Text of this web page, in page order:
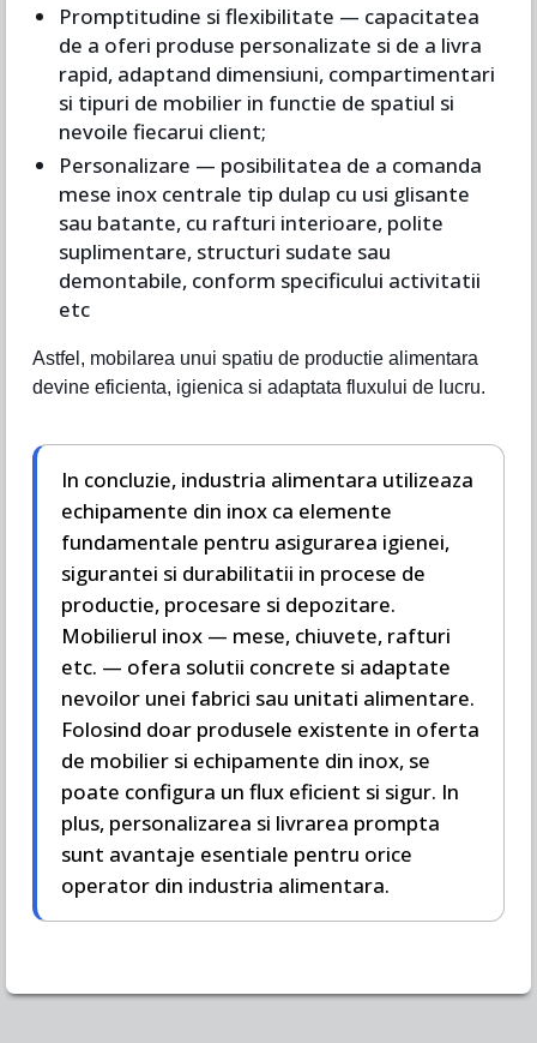
Promptitudine si flexibilitate — capacitatea
de a oferi produse personalizate si de a livra
rapid, adaptand dimensiuni, compartimentari
si tipuri de mobilier in functie de spatiul si
nevoile fiecarui client;
Personalizare — posibilitatea de a comanda
mese inox centrale tip dulap cu usi glisante
sau batante, cu rafturi interioare, polite
suplimentare, structuri sudate sau
demontabile, conform specificului activitatii
etc
Astfel, mobilarea unui spatiu de productie alimentara
devine eficienta, igienica si adaptata fluxului de lucru.
In concluzie, industria alimentara utilizeaza
echipamente din inox ca elemente
fundamentale pentru asigurarea igienei,
sigurantei si durabilitatii in procese de
productie, procesare si depozitare.
Mobilierul inox — mese, chiuvete, rafturi
etc. — ofera solutii concrete si adaptate
nevoilor unei fabrici sau unitati alimentare.
Folosind doar produsele existente in oferta
de mobilier si echipamente din inox, se
poate configura un flux eficient si sigur. In
plus, personalizarea si livrarea prompta
sunt avantaje esentiale pentru orice
operator din industria alimentara.